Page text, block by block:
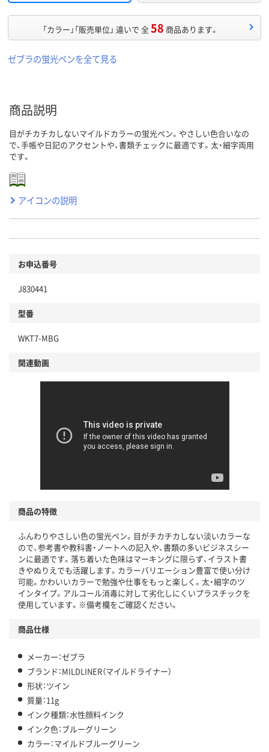
「カラー」「販売単位」 違いで 全58 商品あります。
ゼブラの蛍光ペンを全て見る
商品説明
目がチカチカしないマイルドカラーの蛍光ペン。やさしい色合いなの
で、手帳や日記のアクセントや、書類チェックに最適です。太・細字両用
です。
アイコンの説明
お申込番号
J830441
型番
WKT7-MBG
関連動画
商品の特徴
ふんわりやさしい色の蛍光ペン。目がチカチカしない淡いカラーな
ので、参考書や教科書・ノートへの記入や、書類の多いビジネスシー
ンに最適です。落ち着いた色味はマーキングに限らず、イラスト書
きやぬりえでも活躍します。カラーバリエーション豊富で使い分け
可能。かわいいカラーで勉強や仕事をもっと楽しく。太・細字のツ
インタイプ。アルコール消毒に対して劣化しにくいプラスチックを
使用しています。※備考欄をご確認ください。
商品仕様
メーカー：ゼブラ
ブランド：MILDLINER（マイルドライナー）
形状：ツイン
質量：11g
インク種類：水性顔料インク
インク色：ブルーグリーン
カラー：マイルドブルーグリーン